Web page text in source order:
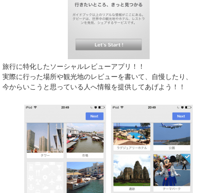
旅行に特化したソーシャルレビューアプリ！！
実際に行った場所や観光地のレビューを書いて、自慢したり、
今からいこうと思っている人へ情報を提供してあげよう！！